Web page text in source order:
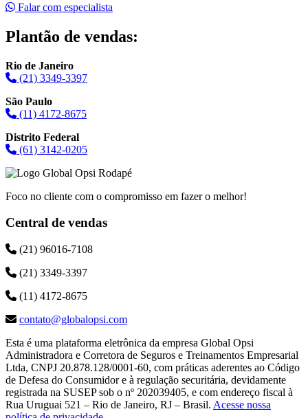
Falar com especialista
Plantão de vendas:
Rio de Janeiro
(21) 3349-3397
São Paulo
(11) 4172-8675
Distrito Federal
(61) 3142-0205
Foco no cliente com o compromisso em fazer o melhor!
Central de vendas
(21) 96016-7108
(21) 3349-3397
(11) 4172-8675
contato@globalopsi.com
Esta é uma plataforma eletrônica da empresa Global Opsi
Administradora e Corretora de Seguros e Treinamentos Empresarial
Ltda, CNPJ 20.878.128/0001-60, com práticas aderentes ao Código
de Defesa do Consumidor e à regulação securitária, devidamente
registrada na SUSEP sob o nº 202039405, e com endereço fiscal à
Rua Uruguai 521 – Rio de Janeiro, RJ – Brasil. Acesse nossa